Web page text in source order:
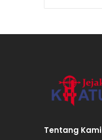
Tentang Kami